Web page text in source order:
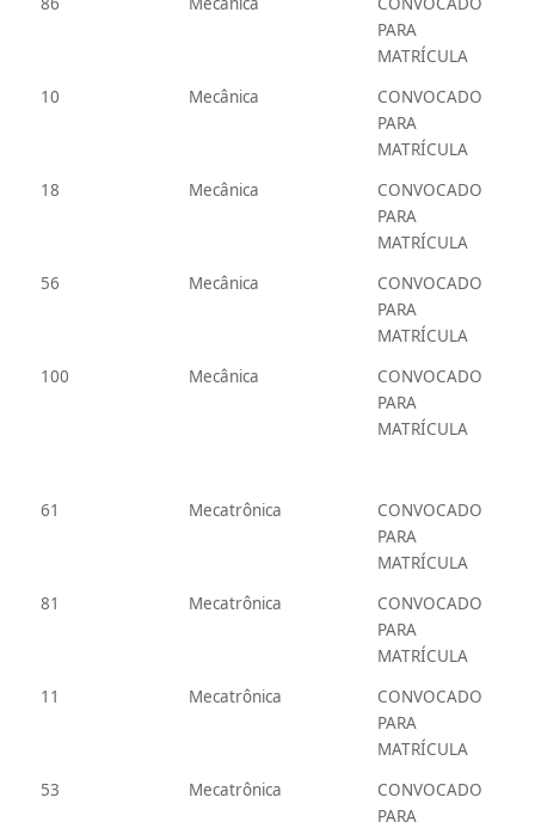
PARA
MATRÍCULA
10
Mecânica
CONVOCADO
PARA
MATRÍCULA
18
Mecânica
CONVOCADO
PARA
MATRÍCULA
56
Mecânica
CONVOCADO
PARA
MATRÍCULA
100
Mecânica
CONVOCADO
PARA
MATRÍCULA
61 Mecatrônica
CONVOCADO
PARA
MATRÍCULA
81
Mecatrônica
CONVOCADO
PARA
MATRÍCULA
11
Mecatrônica
CONVOCADO
PARA
MATRÍCULA
53
Mecatrônica
CONVOCADO
PARA